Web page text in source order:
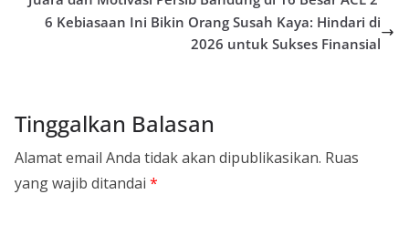
6 Kebiasaan Ini Bikin Orang Susah Kaya: Hindari di
2026 untuk Sukses Finansial
Tinggalkan Balasan
Alamat email Anda tidak akan dipublikasikan. Ruas
yang wajib ditandai *